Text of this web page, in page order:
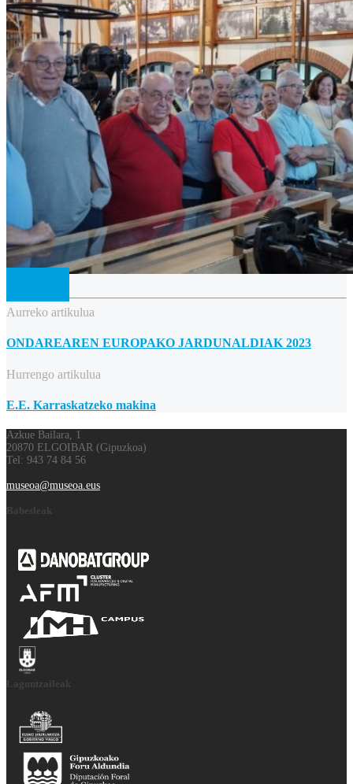
Aurreko artikulua
ONDAREAREN EUROPAKO JARDUNALDIAK 2023
Hurrengo artikulua
E.E. Karraskatzeko makina
Azkue Bailara, 1
20870 ELGOIBAR (Gipuzkoa)
Tel: 943 74 84 56
museoa@museoa.eus
Babesleak
Laguntzaileak